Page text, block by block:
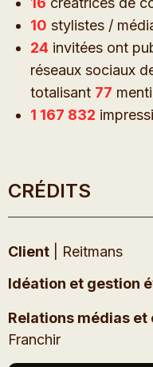
10 stylistes /
24 invitées ont
réseaux sociaux
totalisant 77
1 167 832
CRÉDITS
Client | Reitmans
Idéation et gestion
Relations médias
Franchir